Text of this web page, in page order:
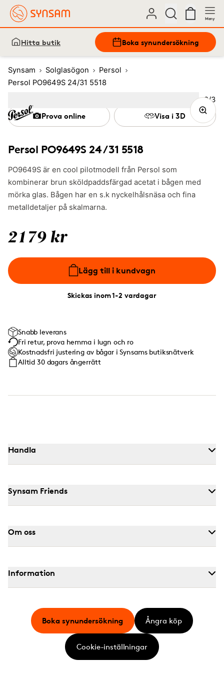
Meny
Hitta butik Boka synundersökning
Synsam Solglasögon
Persol
Persol PO9649S 24/31 5518
Persol PO9649S 24/31 5518
PO9649S är en cool pilotmodell från Persol som
kombinerar brun sköldpaddsfärgad acetat i bågen med
mörka glas. Bågen har en s.k nyckelhålsnäsa och fina
metalldetaljer på skalmarna.
2179 kr
Lägg till i kundvagn
Skickas inom 1-2 vardagar
Prova online Visa i 3D
Snabb leverans
Fri retur, prova hemma i lugn och ro
Kostnadsfri justering av bågar i Synsams butiksnätverk
Alltid 30 dagars ångerrätt
Bild
2/3
3
Handla
Synsam Friends
Om oss
Information
Boka synundersökning Ångra köp
Cookie-inställningar